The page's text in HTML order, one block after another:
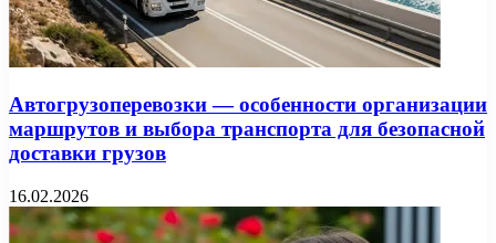
Автогрузоперевозки — особенности организации
маршрутов и выбора транспорта для безопасной
доставки грузов
16.02.2026